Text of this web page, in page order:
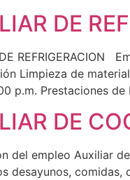
DE
REFRIGERACION
Limpieza de
p.m. Prestaciones
DE
del empleo Auxiliar
desayunos, comidas,